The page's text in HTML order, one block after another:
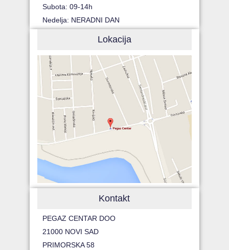
Subota: 09-14h
Nedelja: NERADNI DAN
Lokacija
Kontakt
PEGAZ CENTAR DOO
21000 NOVI SAD
PRIMORSKA 58